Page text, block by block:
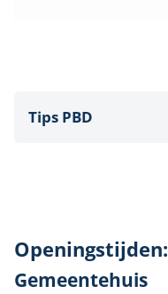
Tips PBD
Openingstijden:
Gemeentehuis